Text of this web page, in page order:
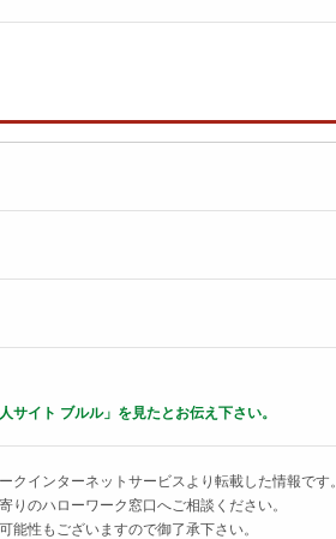
サイト ブルル」を見たとお伝え下さい。
クインターネットサービスより転載した情報です。
りのハローワーク窓口へご相談ください。
能性もございますので御了承下さい。